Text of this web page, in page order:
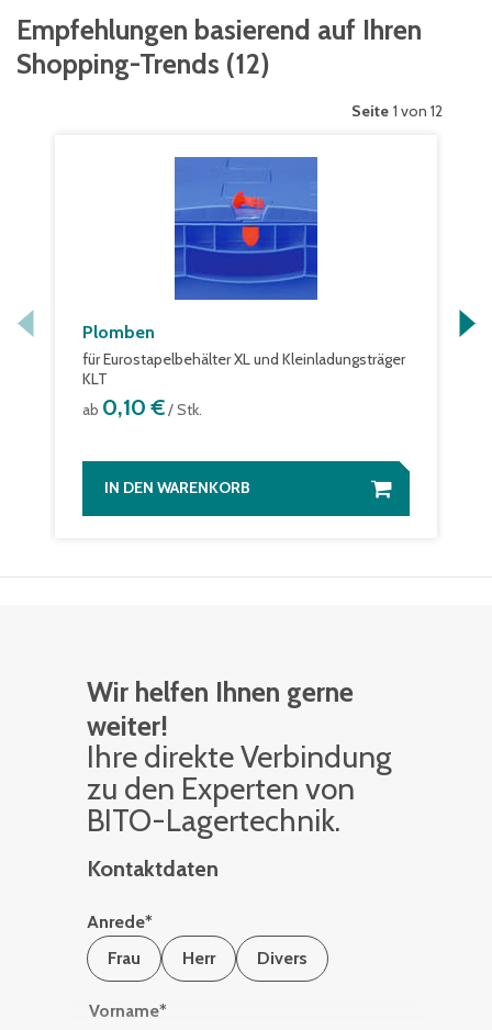
Empfehlungen basierend auf Ihren
Shopping-Trends (12)
Seite 1 von 12
Plomben
für Eurostapelbehälter XL und Kleinladungsträger
KLT
ab 0,10 €/ Stk.
IN DEN WARENKORB
Wir helfen Ihnen gerne
weiter!
Ihre di­rek­te Ver­bin­dung
zu den Ex­per­ten von
BITO-La­ger­tech­nik.
Kontaktdaten
Anrede*
Frau
Herr Divers
Vorname*